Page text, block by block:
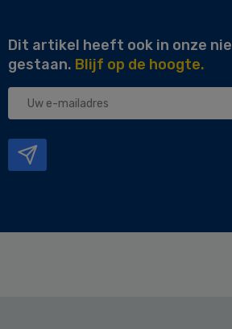
Dit artikel heeft ook in onze
gestaan. Blijf op de hoogte.
Uw